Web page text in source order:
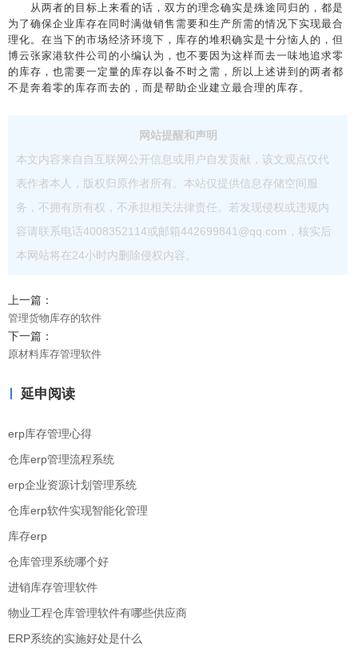
从两者的目标上来看的话，双方的理念确实是殊途同归的，都是
为了确保企业库存在同时满做销售需要和生产所需的情况下实现最合
理化。在当下的市场经济环境下，库存的堆积确实是十分恼人的，但
博云张家港软件公司的小编认为，也不要因为这样而去一味地追求零
的库存，也需要一定量的库存以备不时之需，所以上述讲到的两者都
不是奔着零的库存而去的，而是帮助企业建立最合理的库存。
网站提醒和声明
本文内容来自自互联网公开信息或用户自发贡献，该文观点仅代
表作者本人，版权归原作者所有。本站仅提供信息存储空间服
务，不拥有所有权，不承担相关法律责任。若发现侵权或违规内
容请联系电话4008352114或邮箱442699841@qq.com，核实后
本网站将在24小时内删除侵权内容。
上一篇：
管理货物库存的软件
下一篇：
原材料库存管理软件
延申阅读
erp库存管理心得
仓库erp管理流程系统
erp企业资源计划管理系统
仓库erp软件实现智能化管理
库存erp
仓库管理系统哪个好
进销库存管理软件
物业工程仓库管理软件有哪些供应商
ERP系统的实施好处是什么